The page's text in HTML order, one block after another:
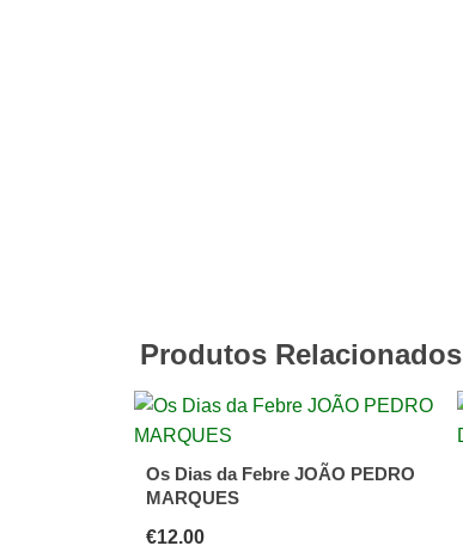
Produtos Relacionados
Os Dias da Febre JOÃO PEDRO
MARQUES
€12.00